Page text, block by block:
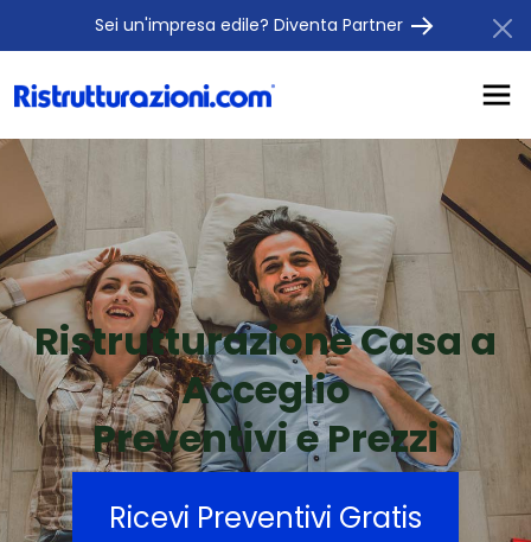
Sei un'impresa edile? Diventa Partner
Ristrutturazione Casa a
Acceglio
Preventivi e Prezzi
Ricevi Preventivi Gratis